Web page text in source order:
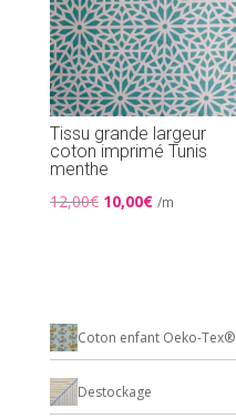
Coton enfant Oeko-Tex®
Destockage
Tissu grande largeur
coton imprimé Tunis
menthe
12,00€ Le
10,00€Le
/m